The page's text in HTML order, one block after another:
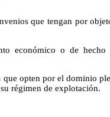
que tengan por
económico o de
opten por el dominio
régimen de explotación.